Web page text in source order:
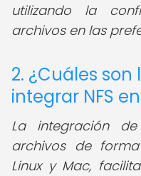
utilizando la
archivos en las
2. ¿Cuáles
integrar NFS
La integración
archivos de
Linux y Mac,